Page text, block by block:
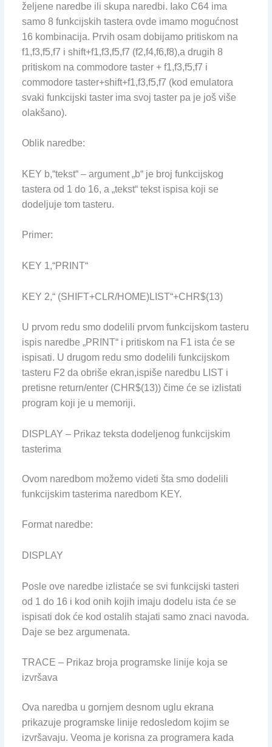
željene naredbe ili skupa naredbi. Iako C64 ima
samo 8 funkcijskih tastera ovde imamo mogućnost
16 kombinacija. Prvih osam dobijamo pritiskom na
f1,f3,f5,f7 i shift+f1,f3,f5,f7 (f2,f4,f6,f8),a drugih 8
pritiskom na commodore taster + f1,f3,f5,f7 i
commodore taster+shift+f1,f3,f5,f7 (kod emulatora
svaki funkcijski taster ima svoj taster pa je još više
olakšano).
Oblik naredbe:
KEY b,“tekst“ – argument „b“ je broj funkcijskog
tastera od 1 do 16, a „tekst“ tekst ispisa koji se
dodeljuje tom tasteru.
Primer:
KEY 1,“PRINT“
KEY 2,“ (SHIFT+CLR/HOME)LIST“+CHR$(13)
U prvom redu smo dodelili prvom funkcijskom tasteru
ispis naredbe „PRINT“ i pritiskom na F1 ista će se
ispisati. U drugom redu smo dodelili funkcijskom
tasteru F2 da obriše ekran,ispiše naredbu LIST i
pretisne return/enter (CHR$(13)) čime će se izlistati
program koji je u memoriji.
DISPLAY – Prikaz teksta dodeljenog funkcijskim
tasterima
Ovom naredbom možemo videti šta smo dodelili
funkcijskim tasterima naredbom KEY.
Format naredbe:
DISPLAY
Posle ove naredbe izlistaće se svi funkcijski tasteri
od 1 do 16 i kod onih kojih imaju dodelu ista će se
ispisati dok će kod ostalih stajati samo znaci navoda.
Daje se bez argumenata.
TRACE – Prikaz broja programske linije koja se
izvršava
Ova naredba u gornjem desnom uglu ekrana
prikazuje programske linije redosledom kojim se
izvršavaju. Veoma je korisna za programera kada